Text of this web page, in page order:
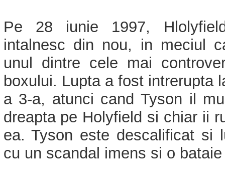
Pe 28 iunie 1997,
intalnesc din nou, in meciul
unul dintre cele mai
boxului. Lupta a fost intrerupta
a 3-a, atunci cand Tyson il
dreapta pe Holyfield si chiar ii
ea. Tyson este descalificat si
cu un scandal imens si o